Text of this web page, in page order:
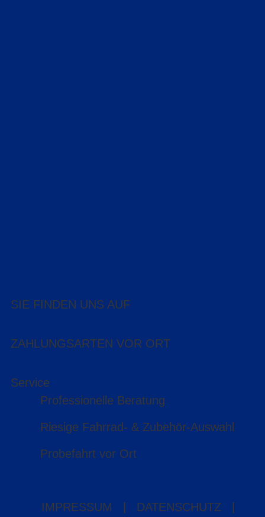
SIE FINDEN UNS AUF
ZAHLUNGSARTEN VOR ORT
Service
Professionelle Beratung
Riesige Fahrrad- & Zubehör-Auswahl
Probefahrt vor Ort
IMPRESSUM DATENSCHUTZ